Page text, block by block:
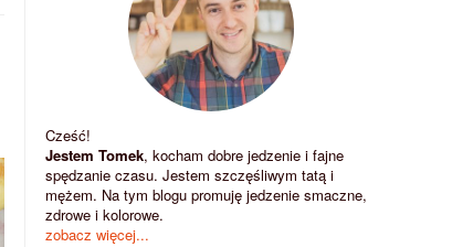
Cześć!
Jestem Tomek, kocham dobre jedzenie i fajne
spędzanie czasu. Jestem szczęśliwym tatą i
mężem. Na tym blogu promuję jedzenie smaczne,
zdrowe i kolorowe.
zobacz więcej...